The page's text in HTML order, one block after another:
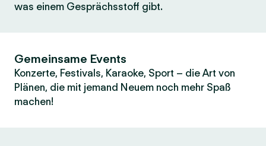
was einem Gesprächsstoff gibt.
Gemeinsame Events
Konzerte, Festivals, Karaoke, Sport – die Art von
Plänen, die mit jemand Neuem noch mehr Spaß
machen!